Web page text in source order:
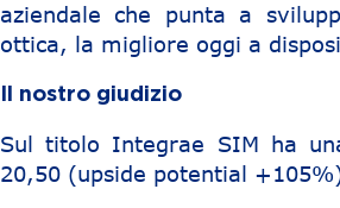
aziendale che punta a
ottica, la migliore oggi a
Il nostro giudizio
Sul titolo Integrae SIM ha
20,50 (upside potential